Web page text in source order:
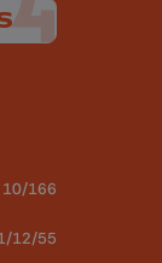
10/166
12/55